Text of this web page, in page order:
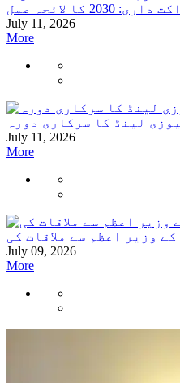
لائحہ عمل
July 11, 2026
More
لینڈ کا سرکاری دورہ
July 11, 2026
More
وزیر اعظم سے ملاقات کی
July 09, 2026
More